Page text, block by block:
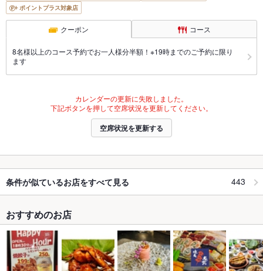
ポイントプラス対象店
クーポン コース
8名様以上のコース予約でお一人様分半額！※19時までのご予約に限り
ます
カレンダーの更新に失敗しました。
下記ボタンを押して空席状況を更新してください。
空席状況を更新する
条件が似ているお店をすべて見る 443
おすすめのお店